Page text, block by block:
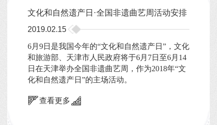
文化和自然遗产日·全国非遗曲艺周活动安排
2019.02.15
6月9日是我国今年的“文化和自然遗产日”，文化
和旅游部、天津市人民政府将于6月7日至6月14
日在天津举办全国非遗曲艺周，作为2018年“文
化和自然遗产日”的主场活动。
查看更多